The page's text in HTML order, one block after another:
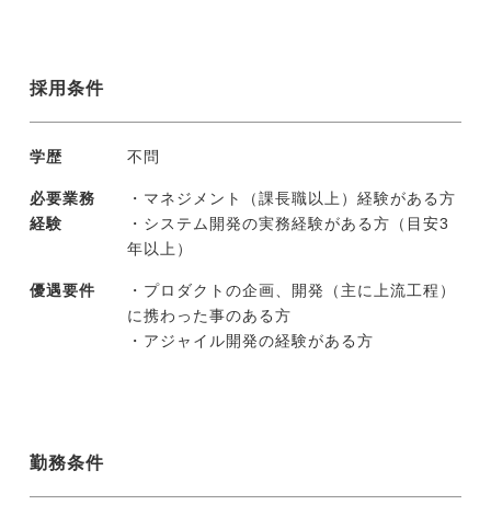
採用条件
学歴 不問
必要業務
経験
・マネジメント（課長職以上）経験がある方
・システム開発の実務経験がある方（目安3
年以上）
優遇要件
・プロダクトの企画、開発（主に上流工程）
に携わった事のある方
・アジャイル開発の経験がある方
勤務条件